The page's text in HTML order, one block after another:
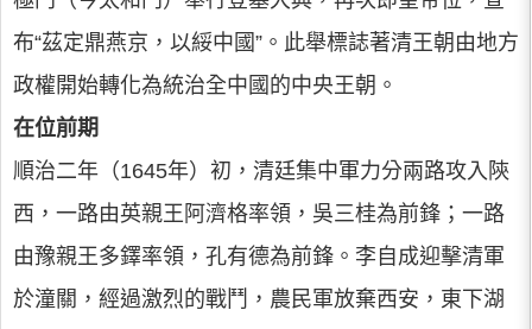
布“茲定鼎燕京，以綏中國”。此舉標誌著清王朝由地方
政權開始轉化為統治全中國的中央王朝。
在位前期
順治二年（1645年）初，清廷集中軍力分兩路攻入陝
西，一路由英親王阿濟格率領，吳三桂為前鋒；一路
由豫親王多鐸率領，孔有德為前鋒。李自成迎擊清軍
於潼關，經過激烈的戰鬥，農民軍放棄西安，東下湖